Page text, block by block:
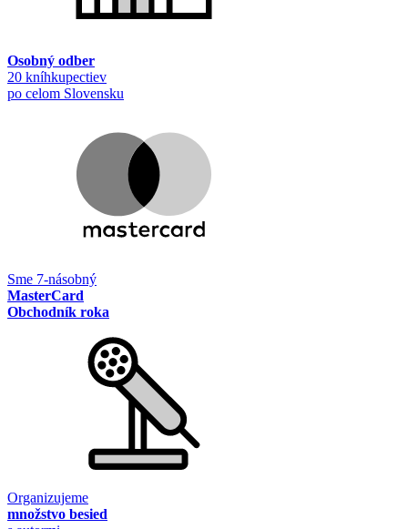
Osobný odber
20 kníhkupectiev
po celom Slovensku
Sme 7-násobný
MasterCard
Obchodník roka
Organizujeme
množstvo besied